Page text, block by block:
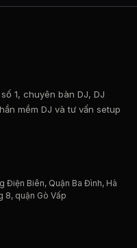
₫.
1, chuyên bàn DJ, DJ
mềm DJ và tư vấn setup
Điện Biên, Quận Ba Đình, Hà
8, quận Gò Vấp